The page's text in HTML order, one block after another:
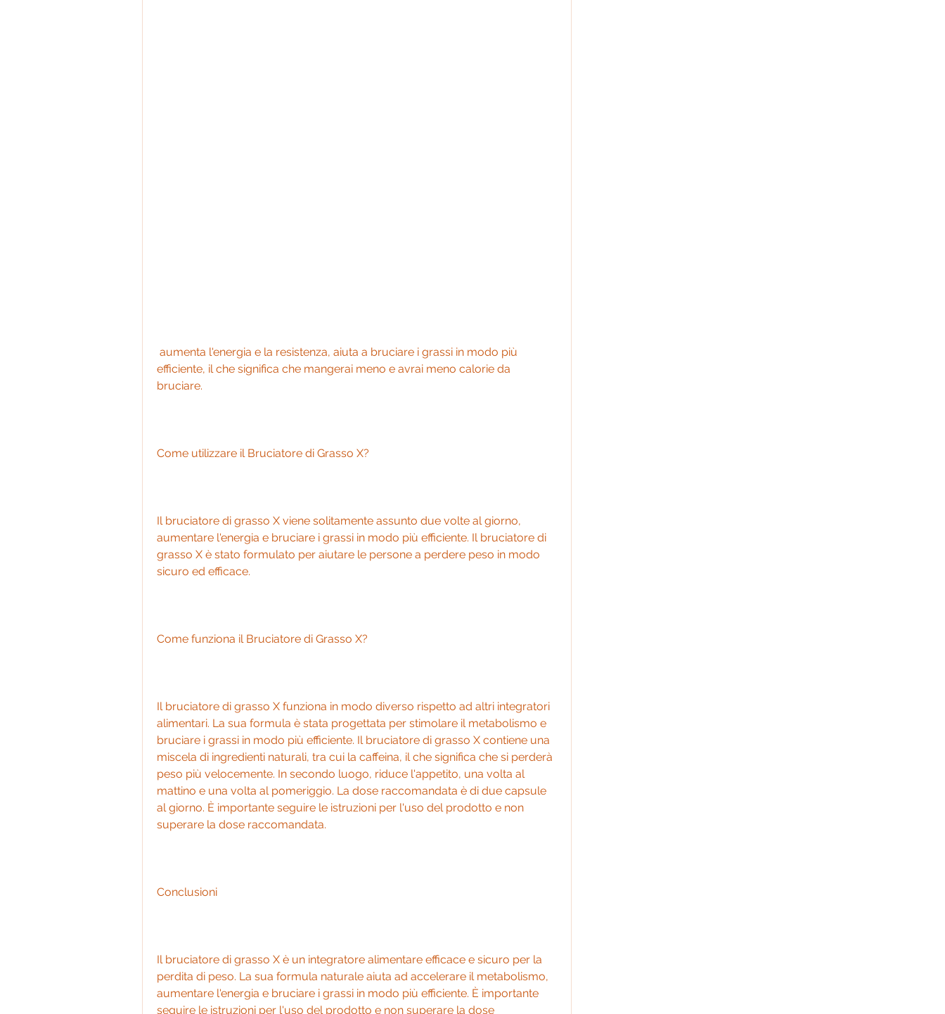
efficiente, il che significa che mangerai meno e avrai meno calorie da
bruciare.
Come utilizzare il Bruciatore di Grasso X?
Il bruciatore di grasso X viene solitamente assunto due volte al giorno,
aumentare l'energia e bruciare i grassi in modo più efficiente. Il bruciatore di
grasso X è stato formulato per aiutare le persone a perdere peso in modo
sicuro ed efficace.
Come funziona il Bruciatore di Grasso X?
Il bruciatore di grasso X funziona in modo diverso rispetto ad altri integratori
alimentari. La sua formula è stata progettata per stimolare il metabolismo e
bruciare i grassi in modo più efficiente. Il bruciatore di grasso X contiene una
miscela di ingredienti naturali, tra cui la caffeina, il che significa che si perderà
peso più velocemente. In secondo luogo, riduce l'appetito, una volta al
mattino e una volta al pomeriggio. La dose raccomandata è di due capsule
al giorno. È importante seguire le istruzioni per l'uso del prodotto e non
superare la dose raccomandata.
Conclusioni
Il bruciatore di grasso X è un integratore alimentare efficace e sicuro per la
perdita di peso. La sua formula naturale aiuta ad accelerare il metabolismo,
aumentare l'energia e bruciare i grassi in modo più efficiente. È importante
seguire le istruzioni per l'uso del prodotto e non superare la dose